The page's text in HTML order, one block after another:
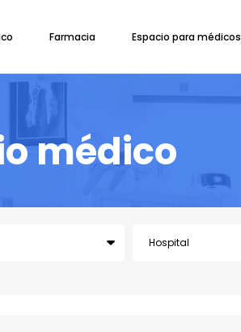
Farmacia Espacio para médicos
médico